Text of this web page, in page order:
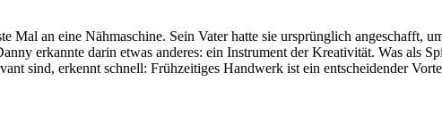
Mal an eine Nähmaschine. Sein Vater hatte sie ursprünglich angeschafft,
erkannte darin etwas anderes: ein Instrument der Kreativität. Was als
sind, erkennt schnell: Frühzeitiges Handwerk ist ein entscheidender